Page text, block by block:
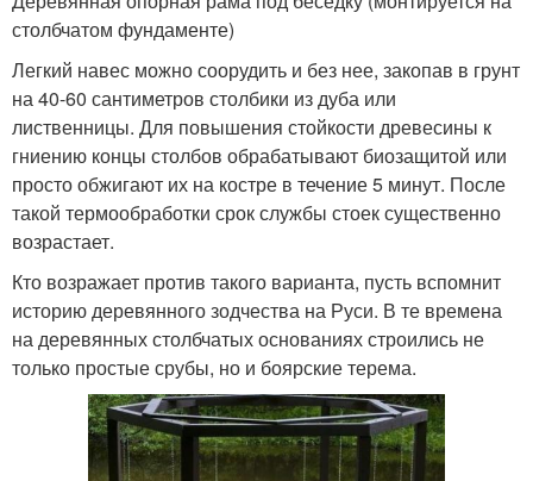
столбчатом фундаменте)
Легкий навес можно соорудить и без нее, закопав в грунт
на 40-60 сантиметров столбики из дуба или
лиственницы. Для повышения стойкости древесины к
гниению концы столбов обрабатывают биозащитой или
просто обжигают их на костре в течение 5 минут. После
такой термообработки срок службы стоек существенно
возрастает.
Кто возражает против такого варианта, пусть вспомнит
историю деревянного зодчества на Руси. В те времена
на деревянных столбчатых основаниях строились не
только простые срубы, но и боярские терема.